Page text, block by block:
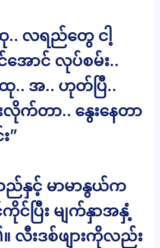
.. လရည်တွေ ငါ့
ောင် လုပ်စမ်း..
ထု.. အ.. ဟုတ်ပြီ..
လိုက်တာ.. နွေးနေတာ
”
င့် မာမာနွယ်က
ပြီး မျက်နှာအနှံ့
။ လီးဒစ်ဖျားကိုလည်း